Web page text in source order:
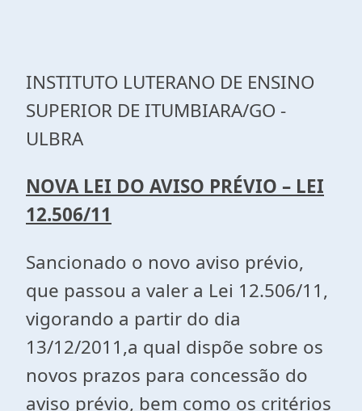
INSTITUTO LUTERANO DE ENSINO
SUPERIOR DE ITUMBIARA/GO -
ULBRA
NOVA LEI DO AVISO PRÉVIO – LEI
12.506/11
Sancionado o novo aviso prévio,
que passou a valer a Lei 12.506/11,
vigorando a partir do dia
13/12/2011,a qual dispõe sobre os
novos prazos para concessão do
aviso prévio, bem como os critérios